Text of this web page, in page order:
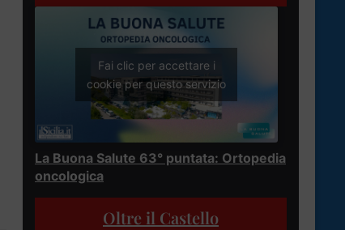
Fai clic per accettare i
cookie per questo servizio
La Buona Salute 63° puntata: Ortopedia
oncologica
Oltre il Castello